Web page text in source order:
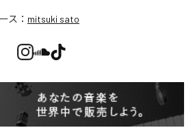
ス： mitsuki sato